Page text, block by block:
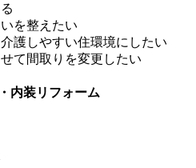
を整えたい
護しやすい住環境にしたい
て間取りを変更したい
内装リフォーム